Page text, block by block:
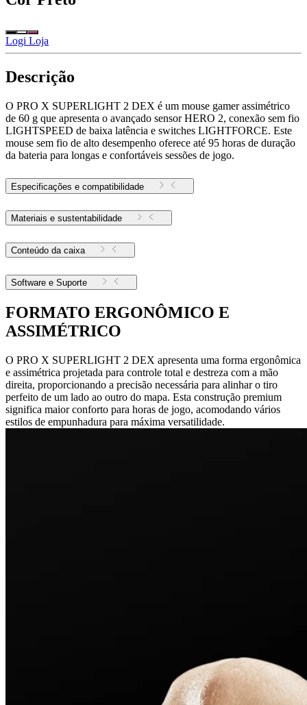
Logi Loja
Descrição
O PRO X SUPERLIGHT 2 DEX é um mouse gamer assimétrico
de 60 g que apresenta o avançado sensor HERO 2, conexão sem fio
LIGHTSPEED de baixa latência e switches LIGHTFORCE. Este
mouse sem fio de alto desempenho oferece até 95 horas de duração
da bateria para longas e confortáveis sessões de jogo.
Especificações e compatibilidade
Materiais e sustentabilidade
Conteúdo da caixa
Software e Suporte
FORMATO ERGONÔMICO E
ASSIMÉTRICO
O PRO X SUPERLIGHT 2 DEX apresenta uma forma ergonômica
e assimétrica projetada para controle total e destreza com a mão
direita, proporcionando a precisão necessária para alinhar o tiro
perfeito de um lado ao outro do mapa. Esta construção premium
significa maior conforto para horas de jogo, acomodando vários
estilos de empunhadura para máxima versatilidade.